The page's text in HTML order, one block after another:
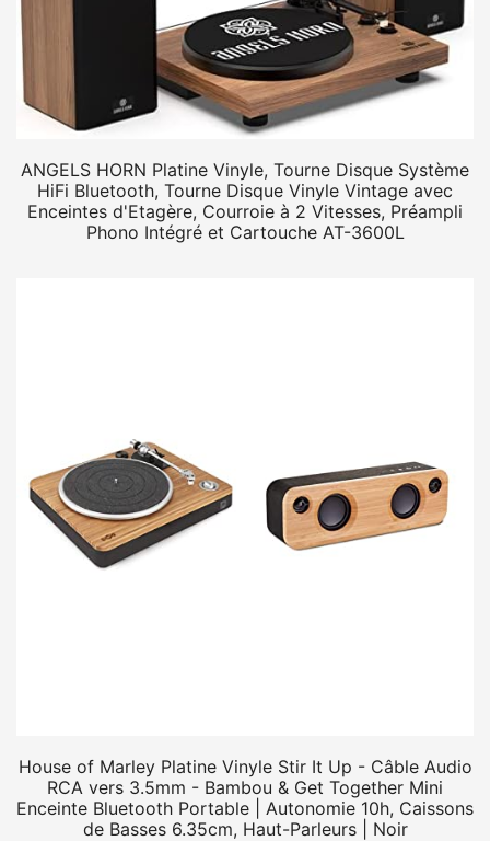
ANGELS HORN Platine Vinyle, Tourne Disque Système
HiFi Bluetooth, Tourne Disque Vinyle Vintage avec
Enceintes d'Etagère, Courroie à 2 Vitesses, Préampli
Phono Intégré et Cartouche AT-3600L
House of Marley Platine Vinyle Stir It Up - Câble Audio
RCA vers 3.5mm - Bambou & Get Together Mini
Enceinte Bluetooth Portable | Autonomie 10h, Caissons
de Basses 6.35cm, Haut-Parleurs | Noir